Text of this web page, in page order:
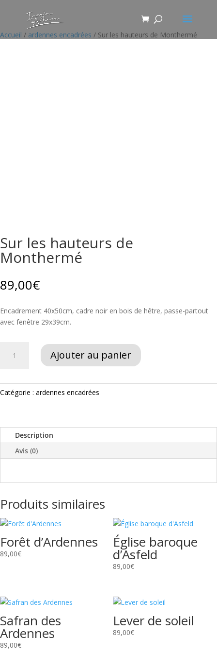
Accueil / ardennes encadrées / Sur les hauteurs de Monthermé
Sur les hauteurs de
Monthermé
89,00€
Encadrement 40x50cm, cadre noir en bois de hêtre, passe-partout
avec fenêtre 29x39cm.
hauteurs
Ajouter au panier
Catégorie : ardennes encadrées
Description
Avis (0)
Produits similaires
Forêt d’Ardennes
89,00€
Église baroque
d’Asfeld
89,00€
Safran des
Ardennes
89,00€
Lever de soleil
89,00€